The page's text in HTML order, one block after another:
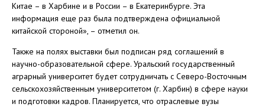
Китае – в Харбине и в России – в Екатеринбурге. Эта
информация еще раз была подтверждена официальной
китайской стороной», – отметил он.
Также на полях выставки был подписан ряд соглашений в
научно-образовательной сфере. Уральский государственный
аграрный университет будет сотрудничать с Северо-Восточным
сельскохозяйственным университетом (г. Харбин) в сфере науки
и подготовки кадров. Планируется, что отраслевые вузы